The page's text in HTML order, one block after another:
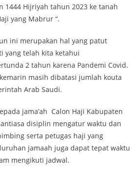
1444 Hijriyah tahun 2023 ke tanah
yang Mabrur “.
ini merupakan hal yang patut
yang telah kita ketahui
2 tahun karena Pandemi Covid.
masih dibatasi jumlah kouta
Arab Saudi.
jama’ah Calon Haji Kabupaten
disiplin mengatur waktu dan
serta petugas haji yang
jamaah juga dapat tepat waktu
mengikuti jadwal.